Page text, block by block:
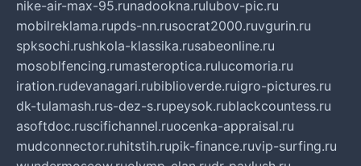
nike-air-max-95.runadookna.rulubov-pic.ru
mobilreklama.rupds-nn.rusocrat2000.ruvgurin.ru
spksochi.rushkola-klassika.rusabeonline.ru
mosoblfencing.rumasteroptica.rulucomoria.ru
iration.rudevanagari.rubiblioverde.ruigro-pictures.ru
dk-tulamash.rus-dez-s.rupeysok.rublackcountess.ru
asoftdoc.ruscifichannel.ruocenka-appraisal.ru
mudconnector.ruhitstih.rupik-finance.ruvip-surfing.ru